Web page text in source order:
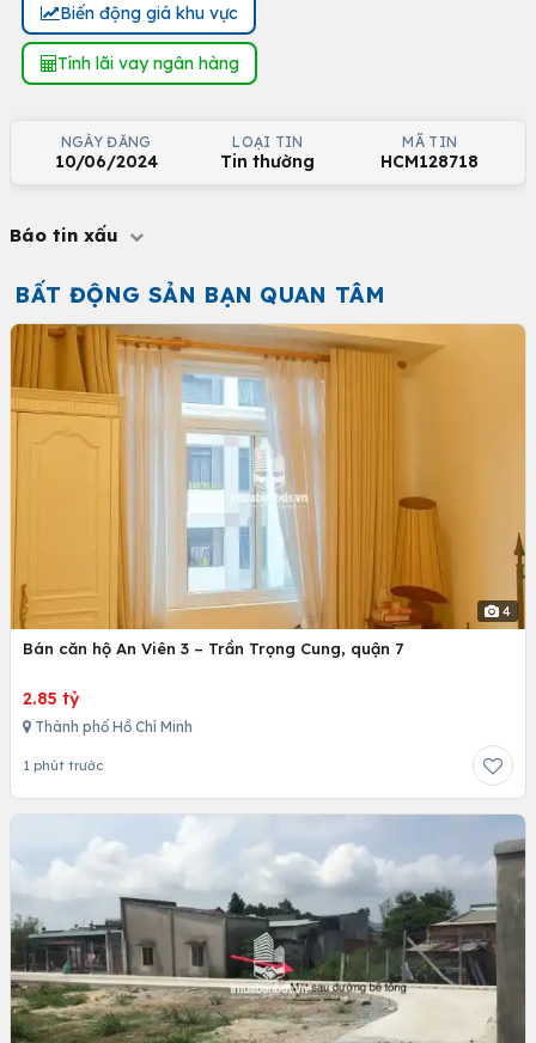
Biến động giá khu vực
Tính lãi vay ngân hàng
NGÀY ĐĂNG
10/06/2024
LOẠI TIN
Tin thường
MÃ TIN
HCM128718
Báo tin xấu
BẤT ĐỘNG SẢN BẠN QUAN TÂM
4
Bán căn hộ An Viên 3 – Trần Trọng Cung, quận 7
2.85 tỷ
Thành phố Hồ Chí Minh
1 phút trước